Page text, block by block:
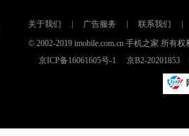
关于我们 广告服务 联系我们
© 2002-2019 imobile.com.cn 手机之家 所有
京ICP备16061605号-1
京B2-20201853